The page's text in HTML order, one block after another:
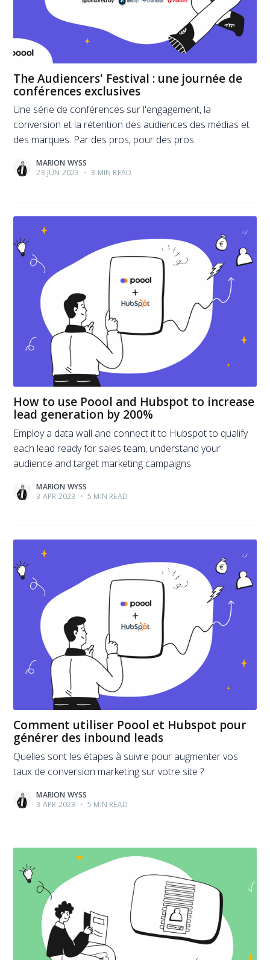
The Audiencers' Festival : une journée de
conférences exclusives
Une série de conférences sur l'engagement, la
conversion et la rétention des audiences des médias et
des marques. Par des pros, pour des pros.
MARION WYSS
28 JUN 2023 • 3 MIN READ
How to use Poool and Hubspot to increase
lead generation by 200%
Employ a data wall and connect it to Hubspot to qualify
each lead ready for sales team, understand your
audience and target marketing campaigns.
MARION WYSS
3 APR 2023 • 5 MIN READ
Comment utiliser Poool et Hubspot pour
générer des inbound leads
Quelles sont les étapes à suivre pour augmenter vos
taux de conversion marketing sur votre site ?
MARION WYSS
3 APR 2023 • 5 MIN READ